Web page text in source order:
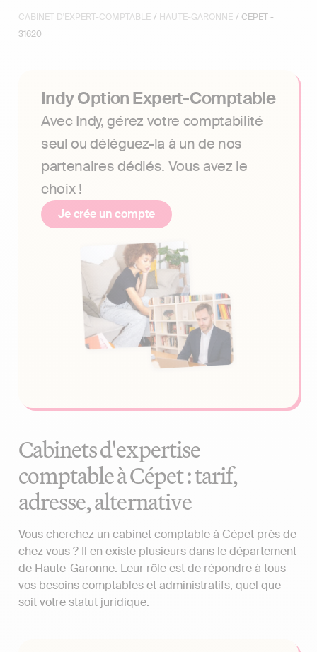
CABINET D'EXPERT-COMPTABLE / HAUTE-GARONNE / CEPET -
31620
Indy Option Expert-Comptable
Avec Indy, gérez votre comptabilité
seul ou déléguez-la à un de nos
partenaires dédiés. Vous avez le
choix !
Je crée un compte
Cabinets d'expertise
comptable à Cépet : tarif,
adresse, alternative
Vous cherchez un cabinet comptable à Cépet près de
chez vous ? Il en existe plusieurs dans le département
de Haute-Garonne. Leur rôle est de répondre à tous
vos besoins comptables et administratifs, quel que
soit votre statut juridique.